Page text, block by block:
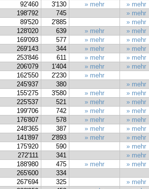
92'460 3'130 » mehr
» mehr
198'792 745
» mehr
89'520 2'885
» mehr
128'020 639 » mehr
» mehr
169'093 577 » mehr
» mehr
269'143 344 » mehr
» mehr
253'846 611 » mehr
» mehr
206'079 1'404 » mehr
» mehr
162'550 2'230
» mehr
245'937 380
» mehr
155'275 3'580 » mehr
» mehr
225'537 521 » mehr
» mehr
199'706 742 » mehr
» mehr
176'807 578 » mehr
» mehr
248'365 387 » mehr
» mehr
141'897 2'893 » mehr
» mehr
175'920 590
» mehr
272'111 341
» mehr
188'980 475 » mehr
» mehr
265'600
334
267'694 325
» mehr